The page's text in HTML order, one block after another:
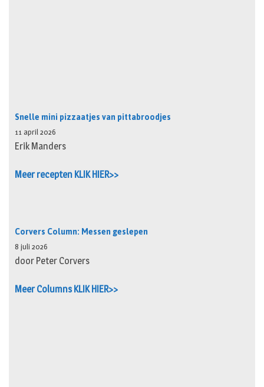
Snelle mini pizzaatjes van pittabroodjes
11 april 2026
Erik Manders
Meer recepten KLIK HIER>>
Corvers Column: Messen geslepen
8 juli 2026
door Peter Corvers
Meer Columns KLIK HIER>>